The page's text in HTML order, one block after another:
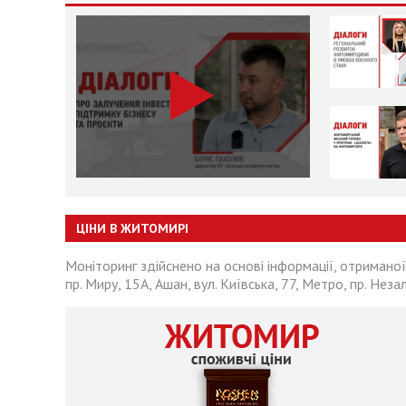
ЦІНИ В ЖИТОМИРІ
Моніторинг здійснено на основі інформації,
пр. Миру, 15А, Ашан, вул. Київська, 77, Метро, пр.